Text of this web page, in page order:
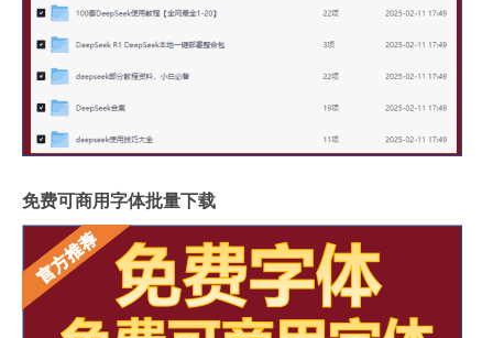
免费可商用字体批量下载